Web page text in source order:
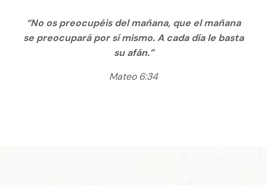
“No os preocupéis del mañana, que el mañana
se preocupará por sí mismo. A cada día le basta
su afán.”
Mateo 6:34